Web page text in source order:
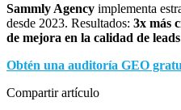
Sammly Agency implementa
desde 2023. Resultados: 3x más
de mejora en la calidad de leads
Obtén una auditoría GEO
Compartir artículo